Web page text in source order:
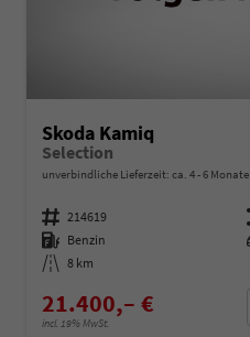
Skoda Kamiq
Selection
unverbindliche Lieferzeit: ca. 4 - 6 Monate
Fahrzeugnummer 214619
Kraftstoff Benzin
Kilometerstand 8 km
21.400,– €
incl. 19% MwSt.